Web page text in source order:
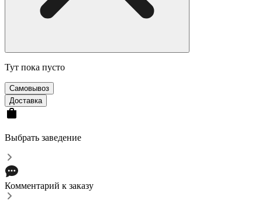
Тут пока пусто
Cамовывоз
Доставка
Выбрать заведение
Комментарий к заказу